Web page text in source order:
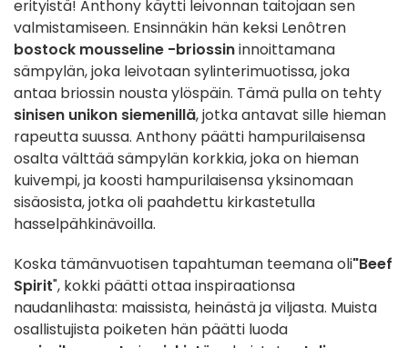
erityistä! Anthony käytti leivonnan taitojaan sen
valmistamiseen. Ensinnäkin hän keksi Lenôtren
bostock mousseline -briossininnoittamana
sämpylän, joka leivotaan sylinterimuotissa, joka
antaa briossin nousta ylöspäin. Tämä pulla on tehty
sinisen unikon siemenillä, jotka antavat sille hieman
rapeutta suussa. Anthony päätti hampurilaisensa
osalta välttää sämpylän korkkia, joka on hieman
kuivempi, ja koosti hampurilaisensa yksinomaan
sisäosista, jotka oli paahdettu kirkastetulla
hasselpähkinävoilla.
Koska tämänvuotisen tapahtuman teemana oli"Beef
Spirit", kokki päätti ottaa inspiraationsa
naudanlihasta: maissista, heinästä ja viljasta. Muista
osallistujista poiketen hän päätti luoda